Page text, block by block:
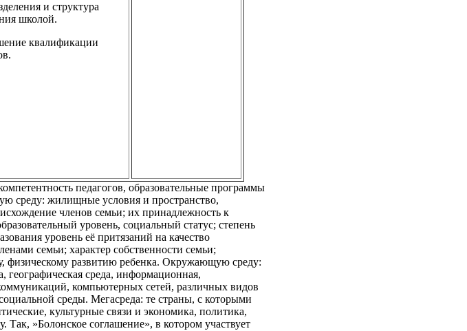
и структура
школой.
квалификации
педагогов, образовательные программы
среду: жилищные условия и пространство,
членов семьи; их принадлежность к
уровень, социальный статус; степень
уровень её притязаний на качество
семьи; характер собственности семьи;
физическому развитию ребенка. Окружающую среду:
географическая среда, информационная,
компьютерных сетей, различных видов
среды. Мегасреда: те страны, с которыми
культурные связи и экономика, политика,
Так, »Болонское соглашение», в котором участвует